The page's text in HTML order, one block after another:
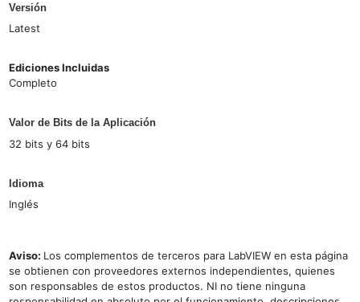
Versión
Latest
Ediciones Incluidas
Completo
Valor de Bits de la Aplicación
32 bits y 64 bits
Idioma
Inglés
Aviso: Los complementos de terceros para LabVIEW en esta página
se obtienen con proveedores externos independientes, quienes
son responsables de estos productos. NI no tiene ninguna